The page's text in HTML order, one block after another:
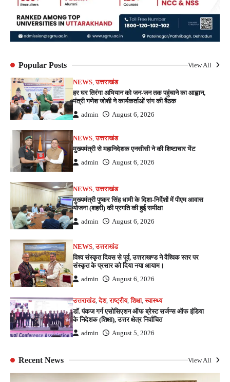
Popular Posts View All
NEWS ,उत्तराखंड
हर घर तिरंगा अभियान को जन-जन तक पहुंचाने का आह्वान,
मंत्री गणेश जोशी ने कार्यकर्ताओं संग की बैठक
admin August 6, 2026
NEWS,उत्तराखंड
मुख्यमंत्री से महानिदेशक एनसीसी ने की शिष्टाचार भेंट
admin August 6, 2026
NEWS,उत्तराखंड
मुख्यमंत्री पुष्कर सिंह धामी के दिशा-निर्देशों में पीएम आवास
योजना (शहरी) की प्रगति की हुई समीक्षा
admin August 6, 2026
NEWS ,उत्तराखंड
विश्व संस्कृत दिवस से पूर्व, उत्तराखण्ड ने वैश्विक स्तर पर
संस्कृत के प्रसार को दिया नया आयाम।
admin August 6, 2026
उत्तराखंड,देश,राष्ट्रीय,शिक्षा,स्वास्थ्य
डॉ. पंकज गर्ग एसोसिएशन ऑफ ब्रेस्ट सर्जन्स ऑफ इंडिया
के निदेशक (शिक्षा), उत्तर क्षेत्र निर्वाचित
admin August 5, 2026
Recent News View All